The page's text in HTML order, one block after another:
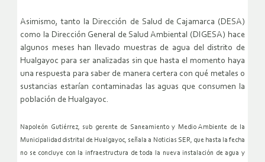
Asimismo, tanto la Dirección de Salud de Cajamarca (DESA)
como la Dirección General de Salud Ambiental (DIGESA) hace
algunos meses han llevado muestras de agua del distrito de
Hualgayoc para ser analizadas sin que hasta el momento haya
una respuesta para saber de manera certera con qué metales o
sustancias estarían contaminadas las aguas que consumen la
población de Hualgayoc.
Napoleón Gutiérrez, sub gerente de Saneamiento y Medio Ambiente de la
Municipalidad distrital de Hualgayoc, señala a Noticias SER, que hasta la fecha
no se concluye con la infraestructura de toda la nueva instalación de agua y